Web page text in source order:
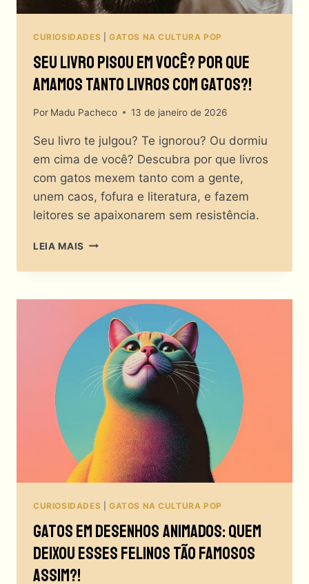
CURIOSIDADES GATOS NA CULTURA POP
Seu Livro Pisou Em Você? Por Que
Amamos TANTO Livros Com Gatos?!
Por Madu Pacheco 13 de janeiro de 2026
Seu livro te julgou? Te ignorou? Ou dormiu
em cima de você? Descubra por que livros
com gatos mexem tanto com a gente,
unem caos, fofura e literatura, e fazem
leitores se apaixonarem sem resistência.
LEIA MAIS SEU
PISOU
VOCÊ?
POR
QUE
AMAMOS
TANTO
LIVROS
COM
GATOS?!
CURIOSIDADES GATOS NA CULTURA POP
Gatos Em Desenhos Animados: Quem
Deixou Esses Felinos Tão Famosos
Assim?!